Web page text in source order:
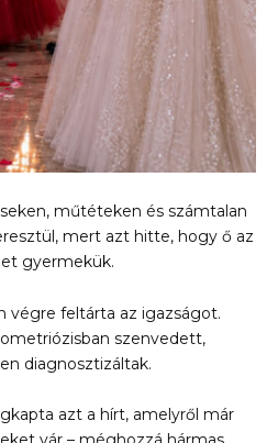
műtéteken és számtalan
mert azt hitte, hogy ő az
gyermekük.
végre feltárta az igazságot.
szenvedett,
diagnosztizáltak.
azt a hírt, amelyről már